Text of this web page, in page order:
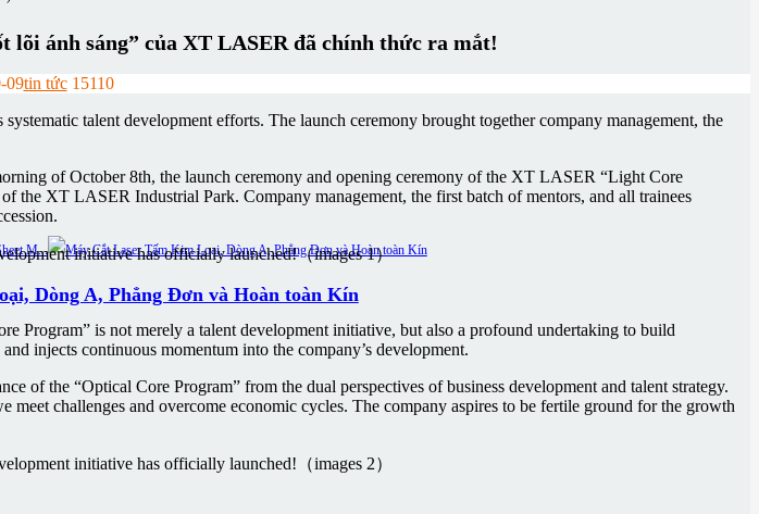
Dòng A, Phẳng Đơn và Hoàn toàn Kín
ánh sáng” của XT LASER đã chính thức ra mắt!
09tin tức 15110
talent development efforts. The launch ceremony brought together company management, the
of October 8th, the launch ceremony and opening ceremony of the XT LASER “Light Core
the XT LASER Industrial Park. Company management, the first batch of mentors, and all trainees
Program” is not merely a talent development initiative, but also a profound undertaking to build
injects continuous momentum into the company’s development.
of the “Optical Core Program” from the dual perspectives of business development and talent strategy.
challenges and overcome economic cycles. The company aspires to be fertile ground for the growth